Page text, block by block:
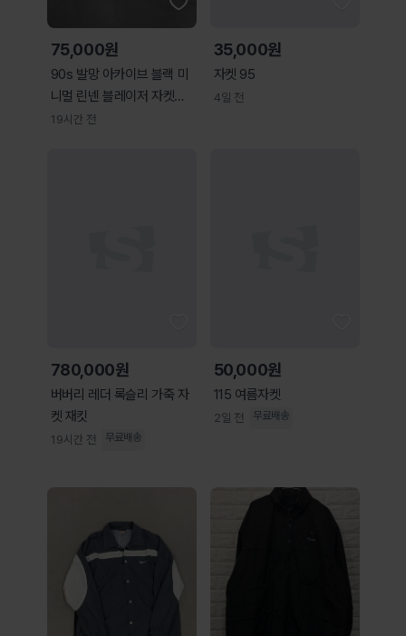
75,000원
90s 발망 아카이브 블랙 미
니멀 린넨 블레이저 자켓
(M)
19시간 전
35,000원
자켓 95
4일 전
780,000원
버버리 레더 록슬리 가죽 자
켓 재킷
19시간 전 무료배송
50,000원
115 여름자켓
2일 전 무료배송